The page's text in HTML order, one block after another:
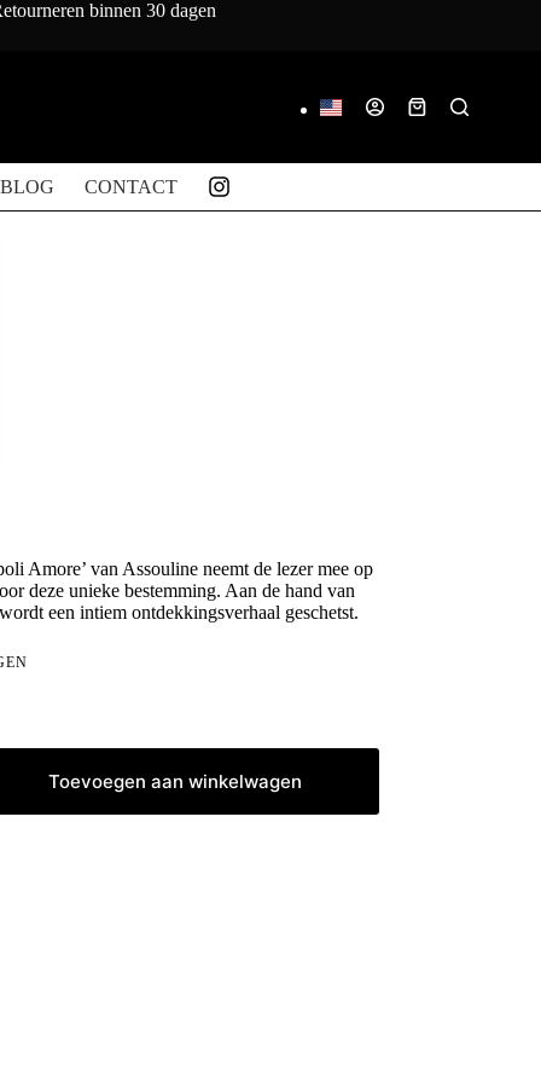
binnen 30 dagen
Winkelwagen
BLOG CONTACT
Amore’ van Assouline neemt de lezer mee op
deze unieke bestemming. Aan de hand van
een intiem ontdekkingsverhaal geschetst.
Toevoegen aan winkelwagen